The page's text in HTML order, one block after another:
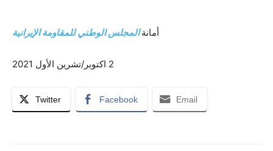
أمانةالمجلس الوطني للمقاومة الإيرانية
2 اكتوبر/تشرين الأول 2021
Twitter Facebook Email